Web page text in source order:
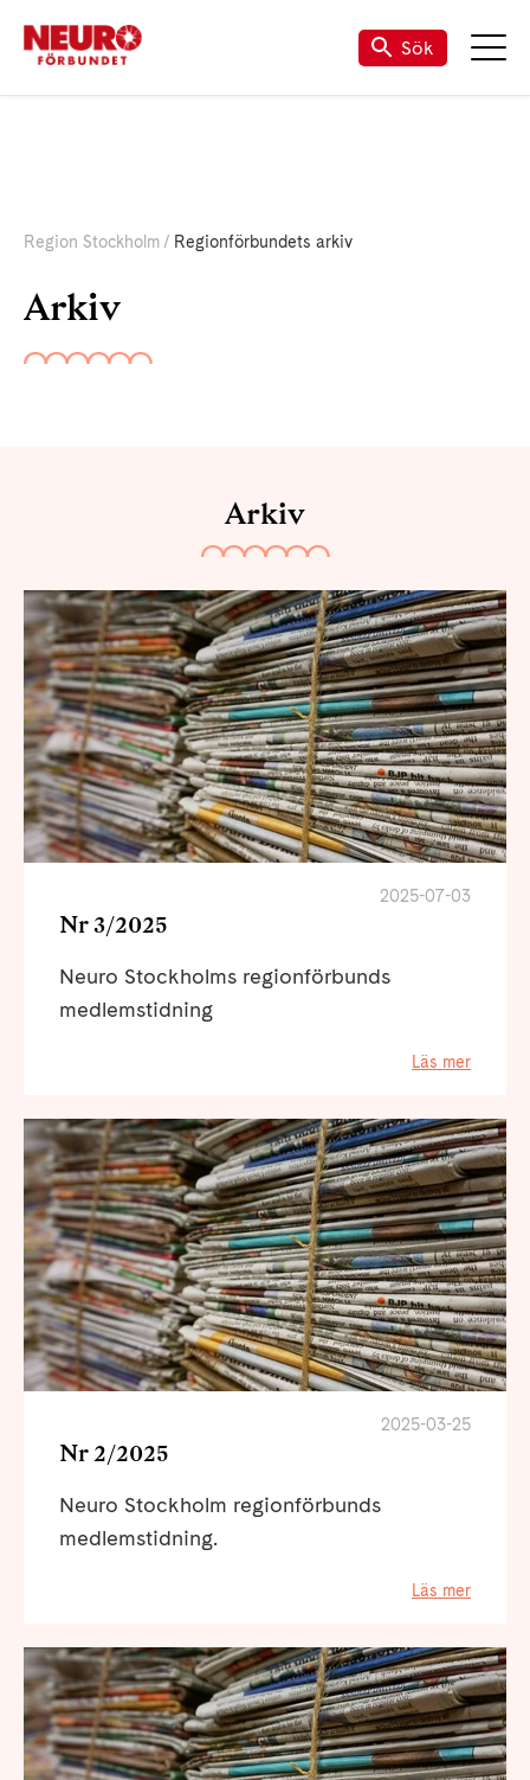
Sök
Region Stockholm Regionförbundets arkiv
Arkiv
Arkiv
2025-07-03
Nr 3/2025
Neuro Stockholms regionförbunds
medlemstidning
Läs mer
2025-03-25
Nr 2/2025
Neuro Stockholm regionförbunds
medlemstidning.
Läs mer